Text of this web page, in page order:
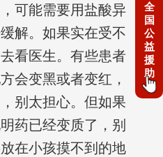
可能需要用盐酸异
解。如果实在受不
看医生。有些患者
会变黑或者变红，
别太担心。但如果
药已经变质了，别
在小孩摸不到的地
全
国
公
益
援
助